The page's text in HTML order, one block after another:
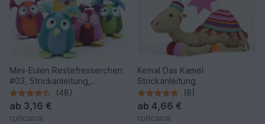
Mini-Eulen Restefresserchen
#03, Strickanleitung,
Wollreste
(48)
ab 3,16 €
roticanai
Kemal Das Kamel
Strickanleitung
(8)
ab 4,66 €
roticanai